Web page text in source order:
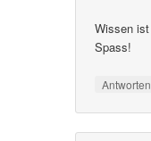
Wissen
Spass!
Antworten